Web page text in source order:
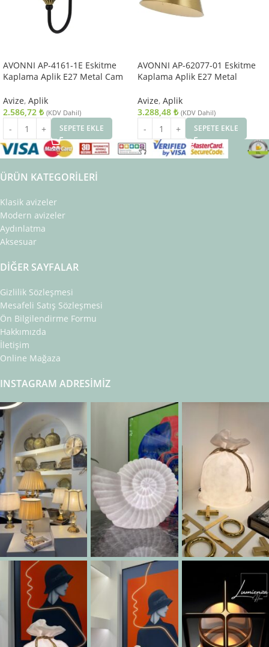
AVONNI AP-4161-1E Eskitme
Kaplama Aplik E27 Metal Cam
Avize, Aplik
2.586,72 ₺ (KDV Dahil)
SEPETE EKLE
AVONNI AP-62077-01 Eskitme
Kaplama Aplik E27 Metal
Avize, Aplik
3.288,48 ₺ (KDV Dahil)
SEPETE EKLE
ÜRÜN KATEGORILERI
Klasik avizeler
Modern avizeler
Aydınlatma
Aksesuar
DIĞER SAYFALAR
Gizlilik Sözleşmesi
Mesafeli Satış Sözleşmesi
Ön Bilgilendirme Formu
Hakkımızda
İletişim
Online Mağaza
INSTAGRAM ADRESIMIZ